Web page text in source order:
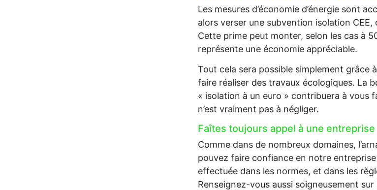
Les mesures d’économie d’énergie sont
alors verser une subvention isolation
Cette prime peut monter, selon les cas à
représente une économie appréciable.
Tout cela sera possible simplement grâce
faire réaliser des travaux écologiques. La
« isolation à un euro » contribuera à vous
n’est vraiment pas à négliger.
Faîtes toujours appel à une
Comme dans de nombreux domaines,
pouvez faire confiance en notre
effectuée dans les normes, et dans les
Renseignez-vous aussi soigneusement